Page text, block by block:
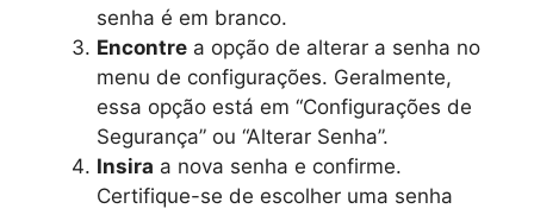
senha é em branco.
Encontre a opção de alterar a senha no
menu de configurações. Geralmente,
essa opção está em “Configurações de
Segurança” ou “Alterar Senha”.
Insira a nova senha e confirme.
Certifique-se de escolher uma senha